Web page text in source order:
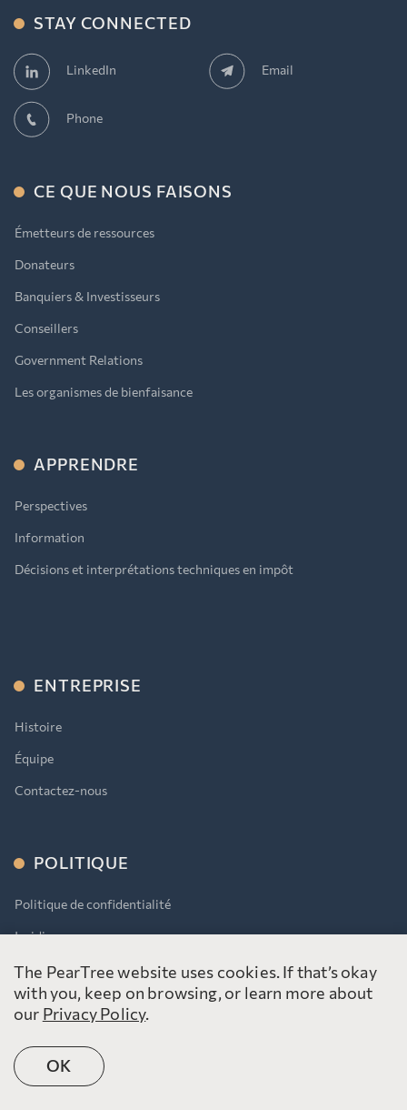
STAY CONNECTED
LinkedIn Email
Phone
CE QUE NOUS FAISONS
Émetteurs de ressources
Donateurs
Banquiers & Investisseurs
Conseillers
Government Relations
Les organismes de bienfaisance
APPRENDRE
Perspectives
Information
Décisions et interprétations techniques en impôt
ENTREPRISE
Histoire
Équipe
Contactez-nous
POLITIQUE
Politique de confidentialité
Juridique
AODA
©2026 PearTree Canada. Tous les droits sont réservés.
The PearTree website uses cookies. If that’s okay
with you, keep on browsing, or learn more about
our Privacy Policy.
OK